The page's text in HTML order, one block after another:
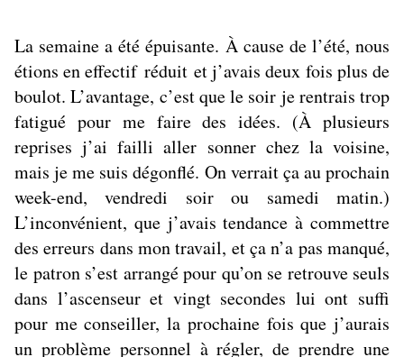
La semaine a été épuisante. À cause de l’été, nous
étions en effectif réduit et j’avais deux fois plus de
boulot. L’avantage, c’est que le soir je rentrais trop
fatigué pour me faire des idées. (À plusieurs
reprises j’ai failli aller sonner chez la voisine,
mais je me suis dégonflé. On verrait ça au prochain
week-end, vendredi soir ou samedi matin.)
L’inconvénient, que j’avais tendance à commettre
des erreurs dans mon travail, et ça n’a pas manqué,
le patron s’est arrangé pour qu’on se retrouve seuls
dans l’ascenseur et vingt secondes lui ont suffi
pour me conseiller, la prochaine fois que j’aurais
un problème personnel à régler, de prendre une